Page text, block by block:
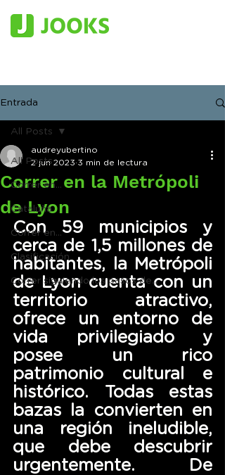
Entrada
All Posts
Correr en...
Cataluña
Correr en...
Clasificación
Correr siguiendo los pasos de...
All Posts
Correr en la Metrópoli
de Lyon
audreyubertino
2 jun 2023 3 min de lectura
Con 59 municipios y
cerca de 1,5 millones de
habitantes, la Metrópoli
de Lyon cuenta con un
territorio atractivo,
ofrece un entorno de
vida privilegiado y
posee un rico
patrimonio cultural e
histórico. Todas estas
bazas la convierten en
una región ineludible,
que debe descubrir
urgentemente. De